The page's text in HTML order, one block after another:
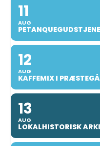
11
AUG
12
AUG
KAFFEMIX I
13
AUG
LOKALHISTORISK